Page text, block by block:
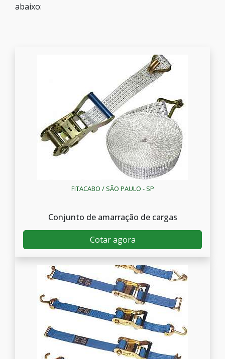
abaixo:
FITACABO / SÃO PAULO - SP
Conjunto de amarração de cargas
Cotar agora